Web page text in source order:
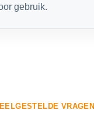
gebruik.
VRAGEN